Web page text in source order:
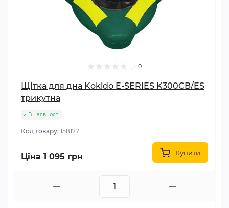
0
Щітка для дна Kokido E-SERIES K300CB/ES
трикутна
В наявності
Код товару: 158177
Ціна 1 095 грн Купити